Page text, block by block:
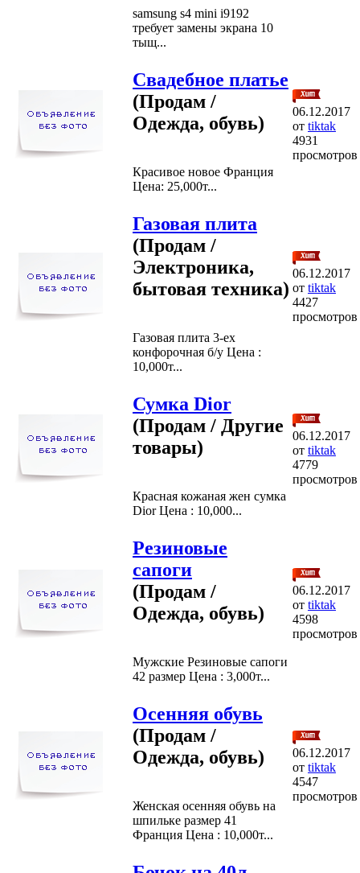
samsung s4 mini i9192
требует замены экрана 10
тыщ...
Свадебное платье
(Продам /
Одежда, обувь)
Красивое новое Франция
Цена: 25,000т...
06.12.2017
от tiktak
4931
просмотров
Газовая плита
(Продам /
Электроника,
бытовая техника)
Газовая плита 3-ех
конфорочная б/у Цена :
10,000т...
06.12.2017
от tiktak
4427
просмотров
Сумка Dior
(Продам / Другие
товары)
Красная кожаная жен сумка
Dior Цена : 10,000...
06.12.2017
от tiktak
4779
просмотров
Резиновые
сапоги
(Продам /
Одежда, обувь)
Мужские Резиновые сапоги
42 размер Цена : 3,000т...
06.12.2017
от tiktak
4598
просмотров
Осенняя обувь
(Продам /
Одежда, обувь)
Женская осенняя обувь на
шпильке размер 41
Франция Цена : 10,000т...
06.12.2017
от tiktak
4547
просмотров